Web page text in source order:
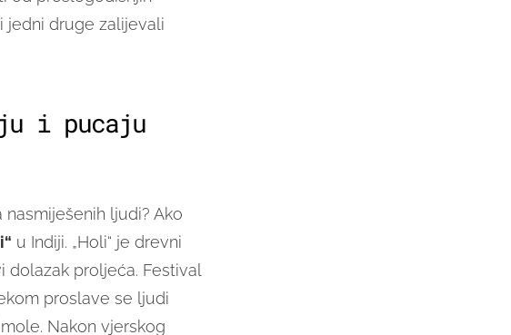
jedni druge zalijevali
i pucaju
ljudi? Ako
u Indiji. „Holi“ je drevni
proljeća. Festival
proslave se ljudi
Nakon vjerskog